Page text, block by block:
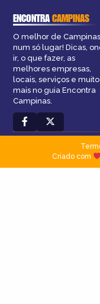
ENCONTRACAMPINAS
O melhor de Campinas
num só lugar! Dicas,
ir, o que fazer, as
melhores empresas,
locais, serviços e muito
mais no guia Encontra
Campinas.
Criado com